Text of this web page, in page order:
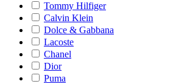
Tommy Hilfiger
Calvin Klein
Dolce & Gabbana
Lacoste
Chanel
Dior
Puma